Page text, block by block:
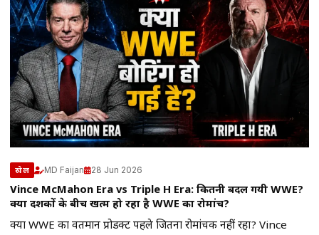
खेल MD Faijan 28 Jun 2026
Vince McMahon Era vs Triple H Era: कितनी बदल गयी WWE?
क्या दर्शकों के बीच खत्म हो रहा है WWE का रोमांच?
क्या WWE का वर्तमान प्रोडक्ट पहले जितना रोमांचक नहीं रहा? Vince